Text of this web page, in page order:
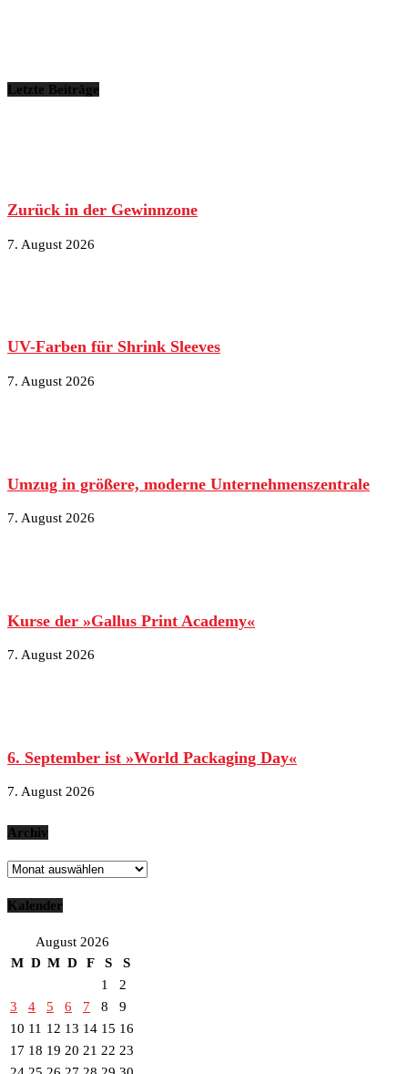
Letzte Beiträge
Zurück in der Gewinnzone
7. August 2026
UV-Farben für Shrink Sleeves
7. August 2026
Umzug in größere, moderne Unternehmenszentrale
7. August 2026
Kurse der »Gallus Print Academy«
7. August 2026
6. September ist »World Packaging Day«
7. August 2026
Archiv
Archiv
Kalender
August 2026
M D M D F S
S
1
2
3
4 5 6 7 8
9
10 11 12 13 14 15 16
17 18 19 20 21 22 23